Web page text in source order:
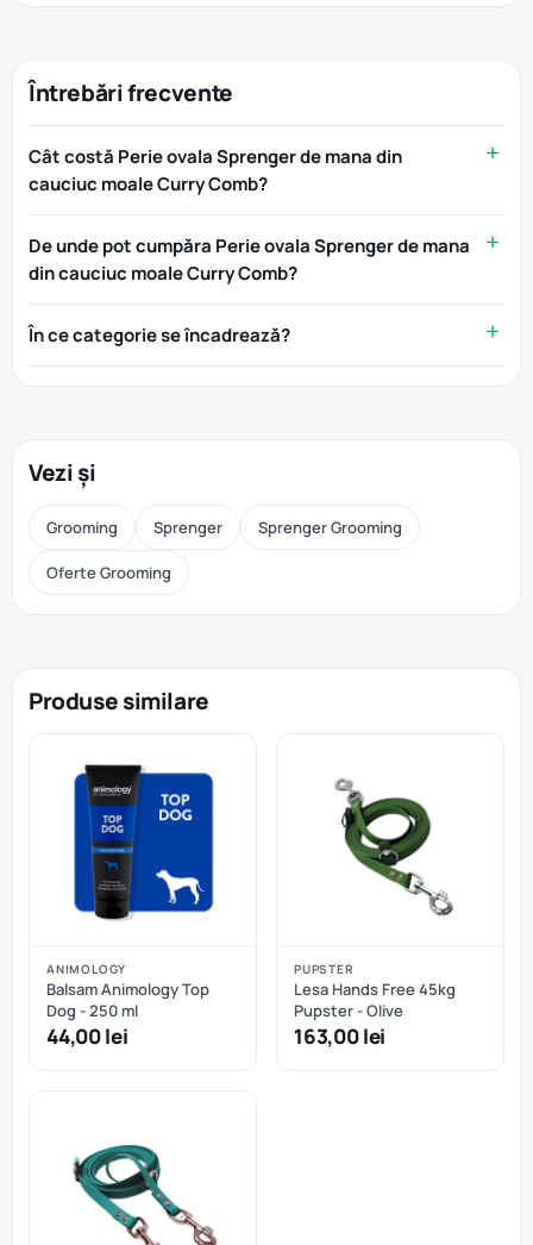
Întrebări frecvente
Cât costă Perie ovala Sprenger de mana din
cauciuc moale Curry Comb?
De unde pot cumpăra Perie ovala Sprenger de mana
din cauciuc moale Curry Comb?
În ce categorie se încadrează?
Vezi și
Grooming Sprenger Sprenger Grooming
Oferte Grooming
Produse similare
ANIMOLOGY
Balsam Animology Top
Dog - 250 ml
44,00 lei
PUPSTER
Lesa Hands Free 45kg
Pupster - Olive
163,00 lei